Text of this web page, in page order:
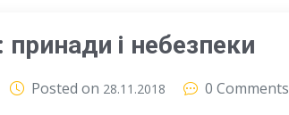
і небезпеки
Posted on 28.11.2018
0 Comments